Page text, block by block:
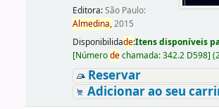
Editora:São Paulo:
Almedina,2015
Disponibilidade:Itens disponíveis
[Númerodechamada:342.2 D598]
Reservar
Adicionar ao seu